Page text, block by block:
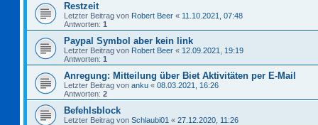
Restzeit
Letzter Beitrag von Robert Beer « 11.10.2021, 07:48
Antworten: 1
Paypal Symbol aber kein link
Letzter Beitrag von Robert Beer « 12.09.2021, 19:19
Antworten: 1
Anregung: Mitteilung über Biet Aktivitäten per E-Mail
Letzter Beitrag von anku « 08.03.2021, 16:26
Antworten: 2
Befehlsblock
Letzter Beitrag von Schlaubi01 « 27.12.2020, 11:26